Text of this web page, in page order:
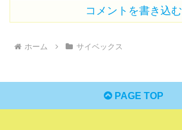
コメントを書き込む
ホーム サイベックス
PAGE TOP